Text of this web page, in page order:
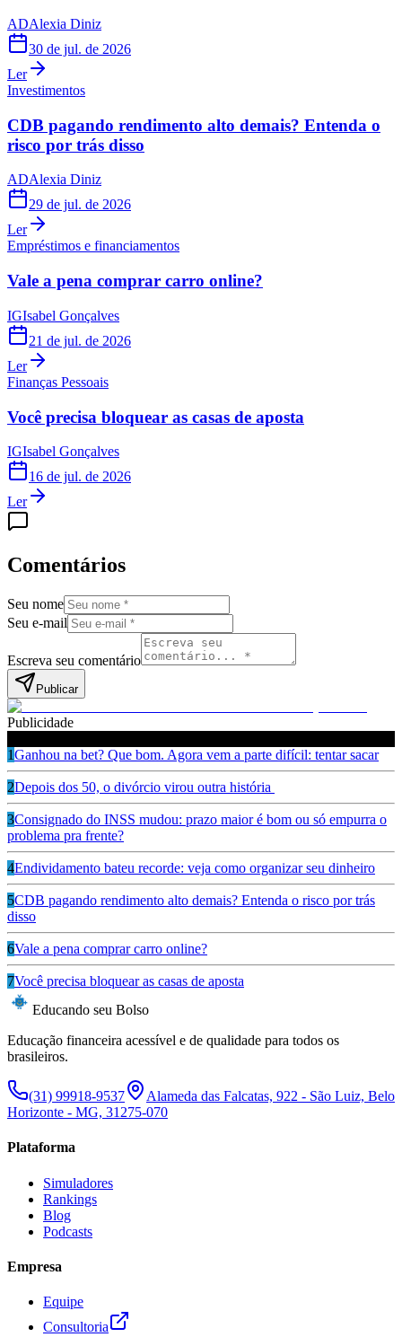
ADAlexia Diniz
30 de jul. de 2026
Ler
Investimentos
CDB pagando rendimento alto demais? Entenda o
risco por trás disso
ADAlexia Diniz
29 de jul. de 2026
Ler
Empréstimos e financiamentos
Vale a pena comprar carro online?
IGIsabel Gonçalves
21 de jul. de 2026
Ler
Finanças Pessoais
Você precisa bloquear as casas de aposta
IGIsabel Gonçalves
16 de jul. de 2026
Ler
Comentários
Seu nome
Seu e-mail
Escreva seu comentário
Publicar
Publicidade
1Ganhou na bet? Que bom. Agora vem a parte difícil: tentar sacar
2Depois dos 50, o divórcio virou outra história
3Consignado do INSS mudou: prazo maior é bom ou só empurra o
problema pra frente?
4Endividamento bateu recorde: veja como organizar seu dinheiro
5CDB pagando rendimento alto demais? Entenda o risco por trás
disso
6Vale a pena comprar carro online?
7Você precisa bloquear as casas de aposta
Educando seu Bolso
Educação financeira acessível e de qualidade para todos os
brasileiros.
(31) 99918-9537
Alameda das Falcatas, 922 - São Luiz, Belo
Horizonte - MG, 31275-070
Plataforma
Simuladores
Rankings
Blog
Podcasts
Empresa
Equipe
Consultoria